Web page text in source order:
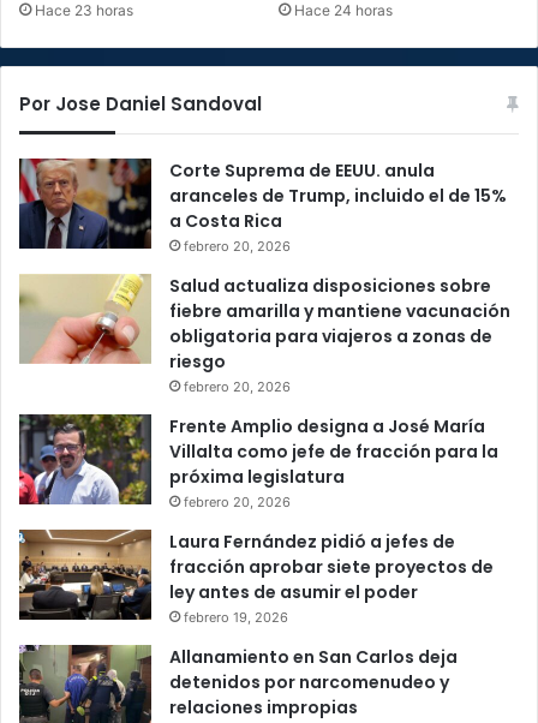
Hace 23 horas Hace 24 horas
Por Jose Daniel Sandoval
Corte Suprema de EEUU. anula
aranceles de Trump, incluido el de 15%
a Costa Rica
febrero 20, 2026
Salud actualiza disposiciones sobre
fiebre amarilla y mantiene vacunación
obligatoria para viajeros a zonas de
riesgo
febrero 20, 2026
Frente Amplio designa a José María
Villalta como jefe de fracción para la
próxima legislatura
febrero 20, 2026
Laura Fernández pidió a jefes de
fracción aprobar siete proyectos de
ley antes de asumir el poder
febrero 19, 2026
Allanamiento en San Carlos deja
detenidos por narcomenudeo y
relaciones impropias